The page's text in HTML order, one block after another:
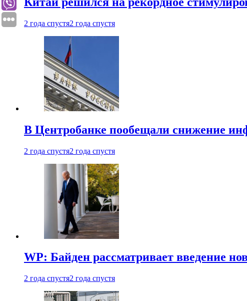
2 года спустя2 года спустя
В Центробанке пообещали снижение
2 года спустя2 года спустя
WP: Байден рассматривает введение
2 года спустя2 года спустя